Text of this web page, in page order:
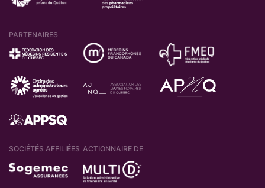
PARTENAIRES
SOCIÉTÉS AFFILIÉES ACTIONNAIRE DE